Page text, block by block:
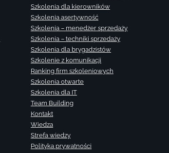
Szkolenia dla kierowników
Szkolenia asertywność
Szkolenia – menedżer sprzedaży
Szkolenia – techniki sprzedaży
Szkolenia dla brygadzistów
Szkolenie z komunikacji
Ranking firm szkoleniowych
Szkolenia otwarte
Szkolenia dla IT
Team Building
Kontakt
Wiedza
Strefa wiedzy
Polityka prywatności